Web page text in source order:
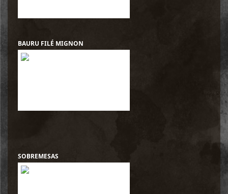
BAURU FILÉ MIGNON
SOBREMESAS